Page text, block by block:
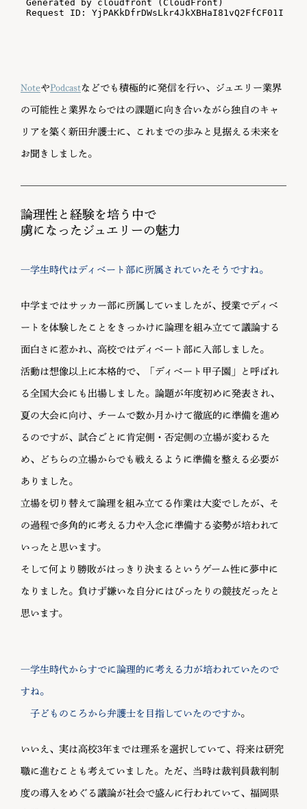
NoteやPodcastなどでも積極的に発信を行い、ジュエリー業界
の可能性と業界ならではの課題に向き合いながら独自のキャ
リアを築く新田弁護士に、これまでの歩みと見据える未来を
お聞きしました。
論理性と経験を培う中で
虜になったジュエリーの魅力
―学生時代はディベート部に所属されていたそうですね。
中学まではサッカー部に所属していましたが、授業でディベ
ートを体験したことをきっかけに論理を組み立てて議論する
面白さに惹かれ、高校ではディベート部に入部しました。
活動は想像以上に本格的で、「ディベート甲子園」と呼ばれ
る全国大会にも出場しました。論題が年度初めに発表され、
夏の大会に向け、チームで数か月かけて徹底的に準備を進め
るのですが、試合ごとに肯定側・否定側の立場が変わるた
め、どちらの立場からでも戦えるように準備を整える必要が
ありました。
立場を切り替えて論理を組み立てる作業は大変でしたが、そ
の過程で多角的に考える力や入念に準備する姿勢が培われて
いったと思います。
そして何より勝敗がはっきり決まるというゲーム性に夢中に
なりました。負けず嫌いな自分にはぴったりの競技だったと
思います。
―学生時代からすでに論理的に考える力が培われていたので
すね。
子どものころから弁護士を目指していたのですか。
いいえ、実は高校3年までは理系を選択していて、将来は研究
職に進むことも考えていました。ただ、当時は裁判員裁判制
度の導入をめぐる議論が社会で盛んに行われていて、福岡県